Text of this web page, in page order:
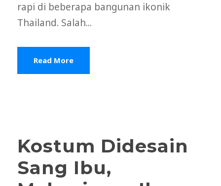
rapi di beberapa bangunan ikonik
Thailand. Salah...
Read More
Kostum Didesain
Sang Ibu,